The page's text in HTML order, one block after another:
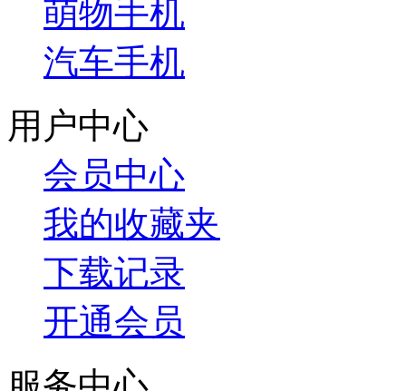
萌物手机
汽车手机
用户中心
会员中心
我的收藏夹
下载记录
开通会员